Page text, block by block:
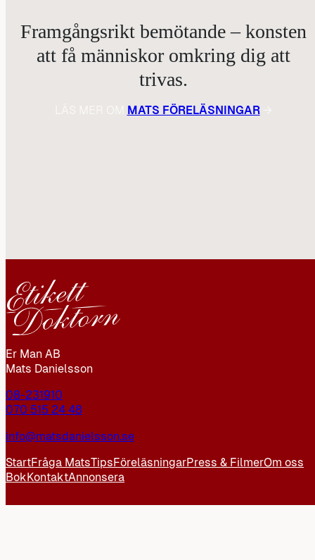
Framgångsrikt bemötande – konsten
att få människor omkring dig att
trivas.
MATS FÖRELÄSNINGAR→
Er Man AB
Mats Danielsson
08-231910
070 515 24 48
info@matsdanielsson.se
StartFråga MatsTipsFöreläsningarPress & FilmerOm oss
BokKontaktAnnonsera